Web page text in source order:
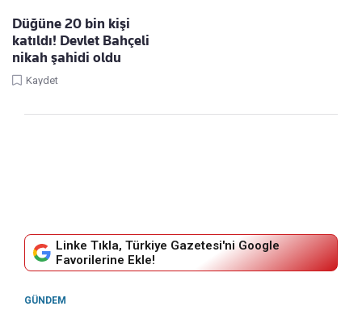
Düğüne 20 bin kişi
katıldı! Devlet Bahçeli
nikah şahidi oldu
Kaydet
Linke Tıkla, Türkiye Gazetesi'ni Google
Favorilerine Ekle!
GÜNDEM